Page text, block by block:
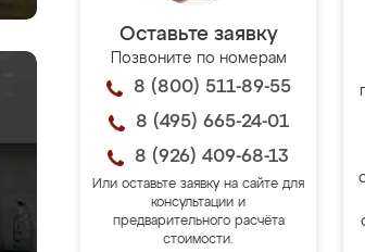
Оставьте заявку
Позвоните по номерам
8 (800) 511-89-55
8 (495) 665-24-01
8 (926) 409-68-13
Или оставьте заявку на сайте для
консультации и
предварительного расчёта
стоимости.